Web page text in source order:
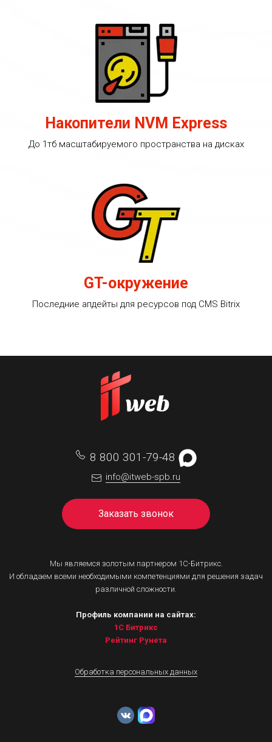
Накопители NVM Express
До 1тб масштабируемого пространства на дисках
GT-окружение
Последние апдейты для ресурсов под CMS Bitrix
8 800 301-79-48
info@itweb-spb.ru
Заказать звонок
Мы являемся золотым партнером 1С-Битрикс.
И обладаем всеми необходимыми компетенциями для решения задач
различной сложности.
Профиль компании на сайтах:
1С Битрикс
Рейтинг Рунета
Обработка персональных данных